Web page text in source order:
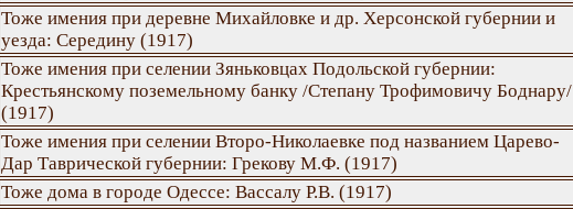
Тоже имения при деревне Михайловке и др. Херсонской губернии и
уезда: Середину (1917)
Тоже имения при селении Зяньковцах Подольской губернии:
Крестьянскому поземельному банку /Степану Трофимовичу Боднару/
(1917)
Тоже имения при селении Второ-Николаевке под названием Царево-
Дар Таврической губернии: Грекову М.Ф. (1917)
Тоже дома в городе Одессе: Вассалу Р.В. (1917)